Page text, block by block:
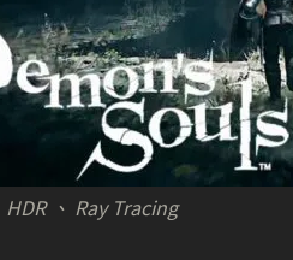
、 Ray Tracing